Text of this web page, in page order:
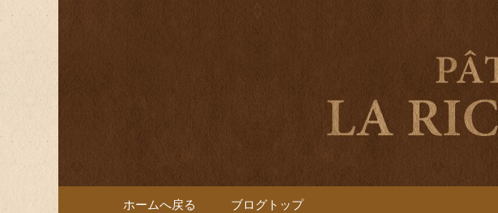
伊勢市旭町・南
リシュテールの
伊勢市旭町・南伊勢町のパティスリー ラ
コンテンツへ移動
ホームへ戻る ブログトップ